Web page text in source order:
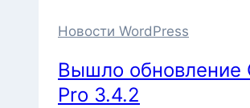
WPShop
Новости WordPress
Вышло обновление
Pro 3.4.2